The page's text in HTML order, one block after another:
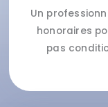
Un
honoraires
pas